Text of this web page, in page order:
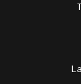
San Cristovo